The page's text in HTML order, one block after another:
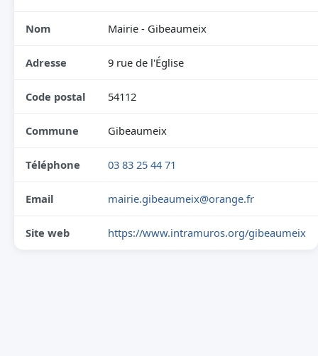
Nom Mairie - Gibeaumeix
Adresse 9 rue de l'Église
Code postal 54112
Commune Gibeaumeix
Téléphone 03 83 25 44 71
Email mairie.gibeaumeix@orange.fr
Site web https://www.intramuros.org/gibeaumeix